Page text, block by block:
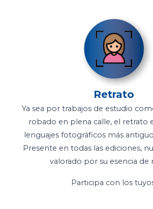
Retrato
Ya sea por trabajos de estudio
robado en plena calle, el retrato
lenguajes fotográficos más
Presente en todas las ediciones,
valorado por su esencia de
Participa con los